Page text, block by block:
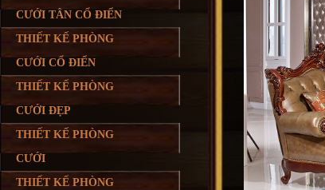
CƯỚI TÂN CỔ ĐIỂN
THIẾT KẾ PHÒNG
CƯỚI CỔ ĐIỂN
THIẾT KẾ PHÒNG
CƯỚI ĐẸP
THIẾT KẾ PHÒNG
CƯỚI
THIẾT KẾ PHÒNG